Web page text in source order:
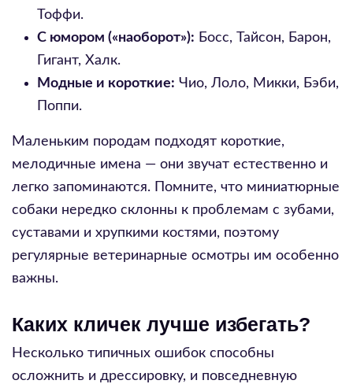
Тоффи.
С юмором («наоборот»): Босс, Тайсон, Барон,
Гигант, Халк.
Модные и короткие: Чио, Лоло, Микки, Бэби,
Поппи.
Маленьким породам подходят короткие,
мелодичные имена — они звучат естественно и
легко запоминаются. Помните, что миниатюрные
собаки нередко склонны к проблемам с зубами,
суставами и хрупкими костями, поэтому
регулярные ветеринарные осмотры им особенно
важны.
Каких кличек лучше избегать?
Несколько типичных ошибок способны
осложнить и дрессировку, и повседневную